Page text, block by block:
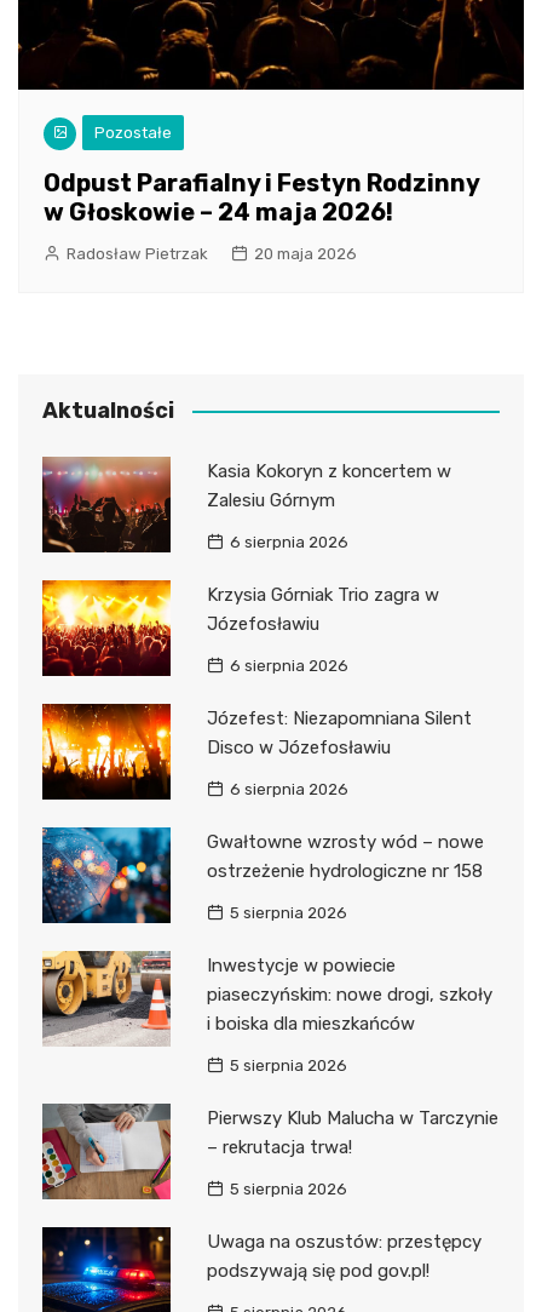
Pozostałe
Odpust Parafialny i Festyn Rodzinny
w Głoskowie – 24 maja 2026!
Radosław Pietrzak 20 maja 2026
Aktualności
Kasia Kokoryn z koncertem w
Zalesiu Górnym
6 sierpnia 2026
Krzysia Górniak Trio zagra w
Józefosławiu
6 sierpnia 2026
Józefest: Niezapomniana Silent
Disco w Józefosławiu
6 sierpnia 2026
Gwałtowne wzrosty wód – nowe
ostrzeżenie hydrologiczne nr 158
5 sierpnia 2026
Inwestycje w powiecie
piaseczyńskim: nowe drogi, szkoły
i boiska dla mieszkańców
5 sierpnia 2026
Pierwszy Klub Malucha w Tarczynie
– rekrutacja trwa!
5 sierpnia 2026
Uwaga na oszustów: przestępcy
podszywają się pod gov.pl!